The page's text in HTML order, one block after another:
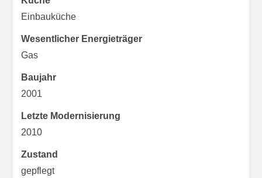
Einbauküche
Wesentlicher Energieträger
Gas
Baujahr
2001
Letzte Modernisierung
2010
Zustand
gepflegt